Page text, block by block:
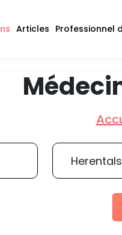
Articles Professionnel